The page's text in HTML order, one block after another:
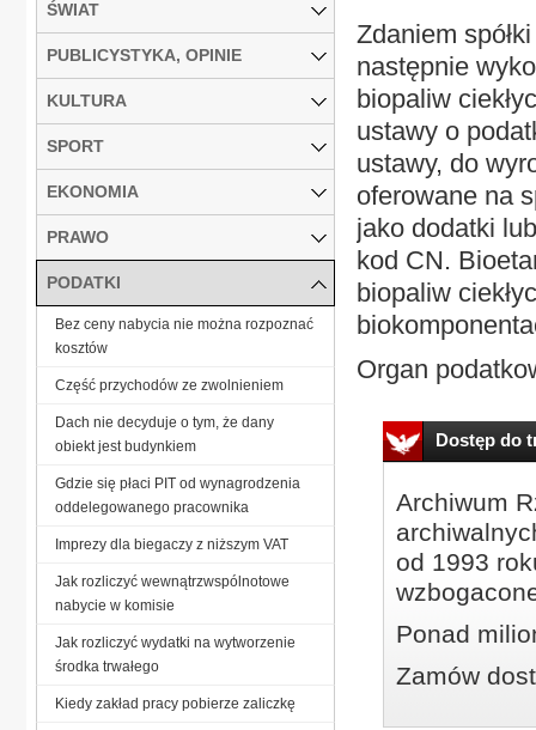
Zdaniem
następnie
biopaliw
ustawy o
ustawy, do
oferowane na
jako dodatki
kod CN.
biopaliw
Organ
Dostęp do
Archiwum
od 1993
Ponad
Zamów
ŚWIAT
PUBLICYSTYKA, OPINIE
KULTURA
SPORT
EKONOMIA
PRAWO
PODATKI
Bez ceny nabycia nie można rozpoznać
kosztów
Część przychodów ze zwolnieniem
Dach nie decyduje o tym, że dany
obiekt jest budynkiem
Gdzie się płaci PIT od wynagrodzenia
oddelegowanego pracownika
Imprezy dla biegaczy z niższym VAT
Jak rozliczyć wewnątrzwspólnotowe
nabycie w komisie
Jak rozliczyć wydatki na wytworzenie
środka trwałego
Kiedy zakład pracy pobierze zaliczkę